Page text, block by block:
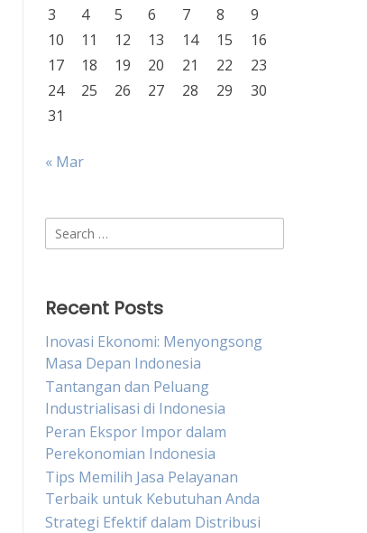
3
4 5 6 7 8
9
10
11 12 13 14 15
16
17
18 19 20 21 22
23
24
25 26 27 28 29
30
31
« Mar
Search
for:
Recent Posts
Inovasi Ekonomi: Menyongsong
Masa Depan Indonesia
Tantangan dan Peluang
Industrialisasi di Indonesia
Peran Ekspor Impor dalam
Perekonomian Indonesia
Tips Memilih Jasa Pelayanan
Terbaik untuk Kebutuhan Anda
Strategi Efektif dalam Distribusi